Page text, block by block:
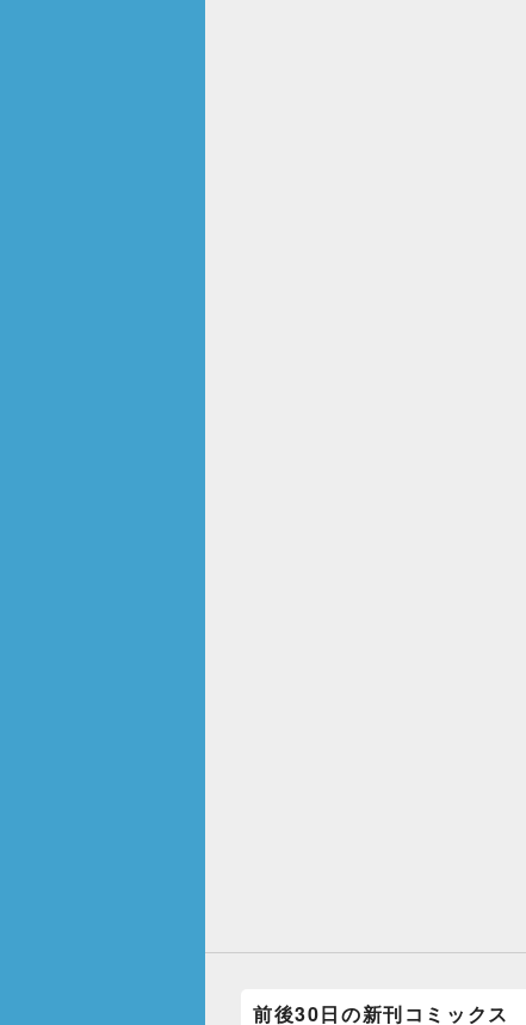
前後30日の新刊コミックス